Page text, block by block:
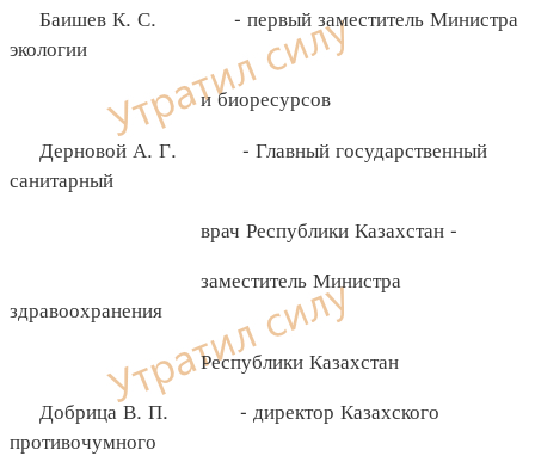
Баишев К. С. - первый заместитель Министра
экологии
и биоресурсов
Дерновой А. Г. - Главный государственный
санитарный
врач Республики Казахстан -
заместитель Министра
здравоохранения
Республики Казахстан
Добрица В. П. - директор Казахского
противочумного